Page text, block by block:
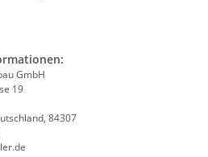
GmbH
19
84307